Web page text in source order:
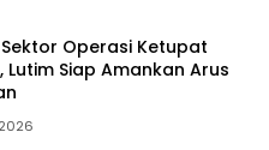
Operasi Ketupat
Lutim Siap Amankan Arus